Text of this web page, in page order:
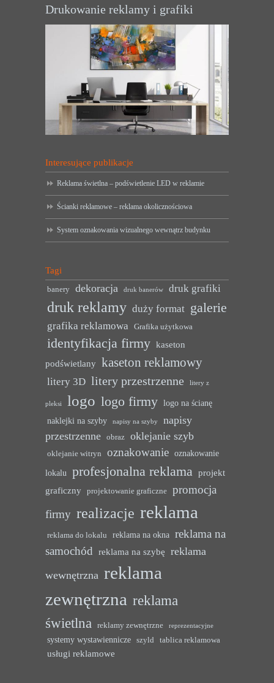
Drukowanie reklamy i grafiki
Interesujące publikacje
Reklama świetlna – podświetlenie LED w reklamie
Ścianki reklamowe – reklama okolicznościowa
System oznakowania wizualnego wewnątrz budynku
Tagi
banery dekoracja druk banerów druk grafiki
druk reklamy duży format galerie
grafika reklamowa Grafika użytkowa
identyfikacja firmy kaseton
podświetlany kaseton reklamowy
litery 3D litery przestrzenne litery z
pleksi logo logo firmy logo na ścianę
naklejki na szyby
napisy na szyby
napisy
przestrzenne
obraz oklejanie szyb
oklejanie witryn oznakowanie oznakowanie
lokalu profesjonalna reklama projekt
graficzny
projektowanie graficzne
promocja
firmy realizacje reklama
reklama do lokalu reklama na okna reklama na
samochód reklama na szybę reklama
wewnętrzna reklama
zewnętrzna reklama
świetlna
reklamy zewnętrzne reprezentacyjne
systemy wystawiennicze szyld tablica reklamowa
usługi reklamowe